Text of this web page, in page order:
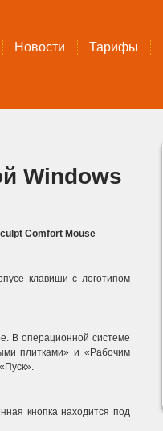
Новости Тарифы
Windows
Comfort Mouse
клавиши с логотипом
В операционной системе
плитками» и «Рабочим
кнопка находится под